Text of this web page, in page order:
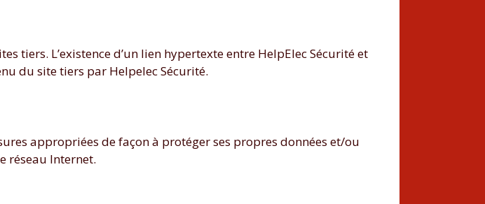
tiers. L’existence d’un lien hypertexte entre HelpElec Sécurité et
du site tiers par Helpelec Sécurité.
appropriées de façon à protéger ses propres données et/ou
réseau Internet.